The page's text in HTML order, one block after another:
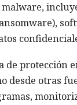
protección
desde otras